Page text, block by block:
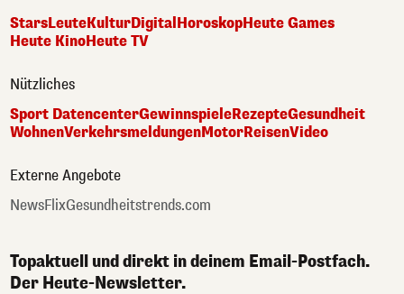
StarsLeuteKulturDigital HoroskopHeute Games
Heute KinoHeute TV
Nützliches
Sport DatencenterGewinnspieleRezepteGesundheit
WohnenVerkehrsmeldungenMotorReisenVideo
Externe Angebote
NewsFlixGesundheitstrends.com
Topaktuell und direkt in deinem Email-Postfach.
Der Heute-Newsletter.